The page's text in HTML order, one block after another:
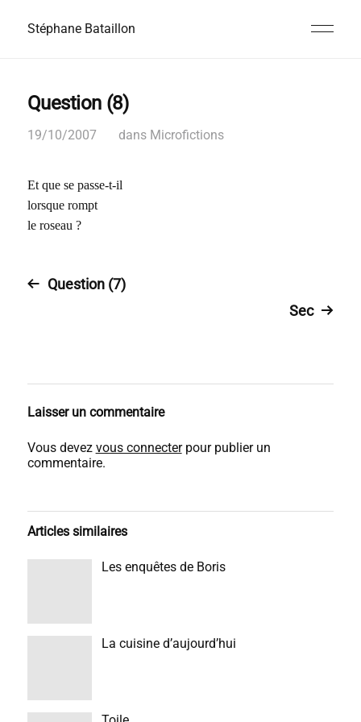
Stéphane Bataillon
Question (8)
19/10/2007 dans Microfictions
Et que se passe-t-il
lorsque rompt
le roseau ?
Question (7)
Sec
Laisser un commentaire
Vous devez vous connecterpour publier un
commentaire.
Articles similaires
Les enquêtes de Boris
La cuisine d’aujourd’hui